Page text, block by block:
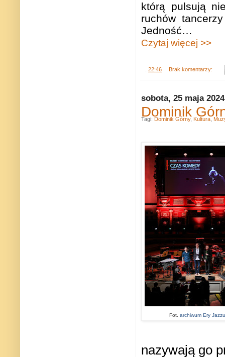
którą pulsują
ruchów
Jedność…
Czytaj więcej >>
22:46 Brak komentarzy:
sobota, 25 maja 2024
Dominik
Fot. archiwum Ery
nazywają go
Tagi: Dominik Górny, Kultura